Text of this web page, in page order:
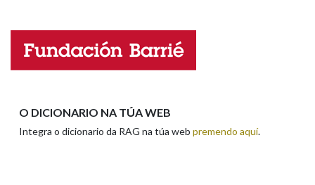
Comentario
O DICIONARIO NA TÚA WEB
Integra o dicionario da RAG na túa web premendo aquí.